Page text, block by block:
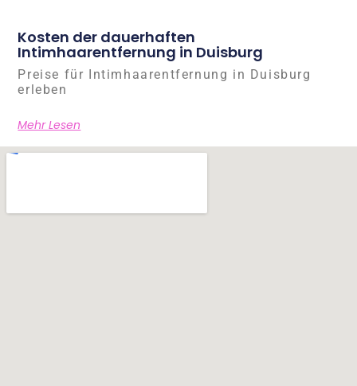
Kosten der dauerhaften
Intimhaarentfernung in Duisburg
Preise für Intimhaarentfernung in Duisburg
erleben
Mehr Lesen